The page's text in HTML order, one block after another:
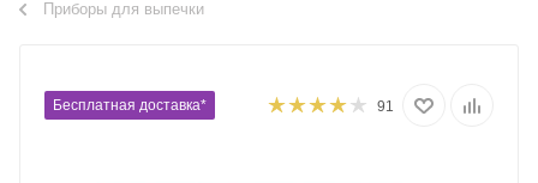
Приборы для выпечки
Бесплатная доставка* 91